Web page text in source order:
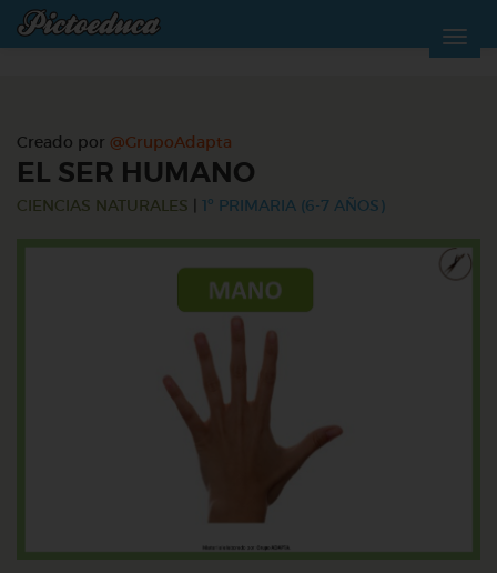
Creado por @GrupoAdapta
EL SER HUMANO
CIENCIAS NATURALES 1º PRIMARIA (6-7 AÑOS)